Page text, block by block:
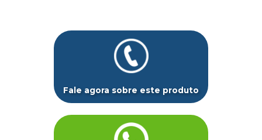
Fale agora sobre este produto